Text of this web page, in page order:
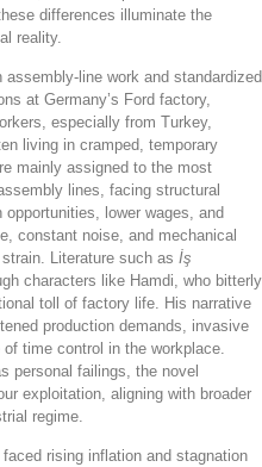
differences illuminate the
reality.
line work and standardized
at Germany’s Ford factory,
especially from Turkey,
living in cramped, temporary
mainly assigned to the most
lines, facing structural
lower wages, and
constant noise, and mechanical
Literature such as İş
characters like Hamdi, who bitterly
toll of factory life. His narrative
production demands, invasive
time control in the workplace.
personal failings, the novel
exploitation, aligning with broader
regime.
rising inflation and stagnation